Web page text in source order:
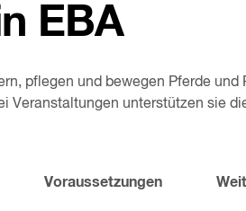
EBA
pflegen und bewegen Pferde und
Veranstaltungen unterstützen sie
Voraussetzungen